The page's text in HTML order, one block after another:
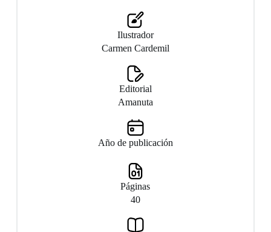
Ilustrador
Carmen Cardemil
Editorial
Amanuta
Año de publicación
Páginas
40